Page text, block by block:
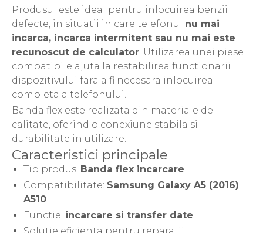
Allview
Asus
Asus
Blackberry
Blackview
Display Oneplus
HTC
HTC
Huawei
Iphone
Lenovo
Motorola
Nokia
Oppo
Produsul este ideal pentru inlocuirea benzii
defecte, in situatii in care telefonul nu mai
incarca, incarca intermitent sau nu mai este
recunoscut de calculator. Utilizarea unei piese
compatibile ajuta la restabilirea functionarii
dispozitivului fara a fi necesara inlocuirea
completa a telefonului.
Banda flex este realizata din materiale de
calitate, oferind o conexiune stabila si
durabilitate in utilizare.
Caracteristici principale
Tip produs: Banda flex incarcare
Compatibilitate: Samsung Galaxy A5 (2016)
A510
Functie: incarcare si transfer date